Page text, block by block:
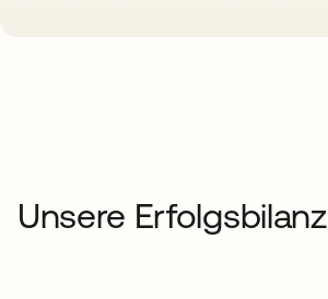
Unsere Erfolgsbilanz